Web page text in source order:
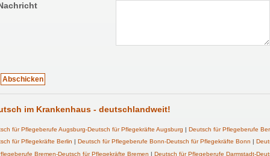
im Krankenhaus - deutschlandweit!
für Pflegeberufe Augsburg-Deutsch für Pflegekräfte Augsburg | Deutsch für Pflegeberufe
für Pflegekräfte Berlin | Deutsch fürPflegeberufe Bonn-Deutsch für Pflegekräfte Bonn |
Bremen-Deutsch für Pflegekräfte Bremen | Deutsch für Pflegeberufe Darmstadt-